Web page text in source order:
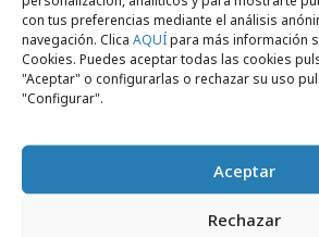
con tus preferencias mediante el análisis
navegación. Clica AQUÍpara más información
Cookies. Puedes aceptar todas las cookies
"Aceptar" o configurarlas o rechazar su uso
"Configurar".
Aceptar
Rechazar
sábado, 30 de mayo 2026
El Sol 2026 se alimenta de la